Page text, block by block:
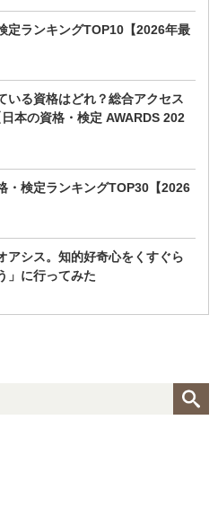
定ランキングTOP10【2026年最
いる資格はどれ？総合アクセス
本の資格・検定 AWARDS 202
・検定ランキングTOP30【2026
アシス。知的好奇心をくすぐら
」に行ってみた